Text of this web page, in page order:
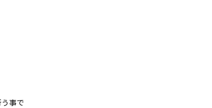
事で